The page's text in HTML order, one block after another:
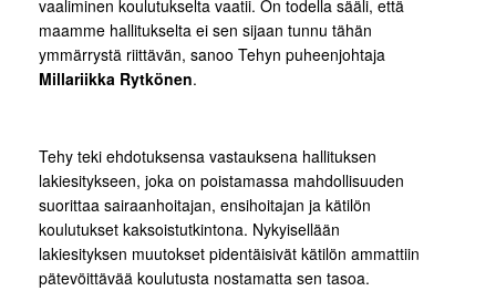
vaaliminen koulutukselta vaatii. On todella sääli, että
maamme hallitukselta ei sen sijaan tunnu tähän
ymmärrystä riittävän, sanoo Tehyn puheenjohtaja
Millariikka Rytkönen.
Tehy teki ehdotuksensa vastauksena hallituksen
lakiesitykseen, joka on poistamassa mahdollisuuden
suorittaa sairaanhoitajan, ensihoitajan ja kätilön
koulutukset kaksoistutkintona. Nykyisellään
lakiesityksen muutokset pidentäisivät kätilön ammattiin
pätevöittävää koulutusta nostamatta sen tasoa.